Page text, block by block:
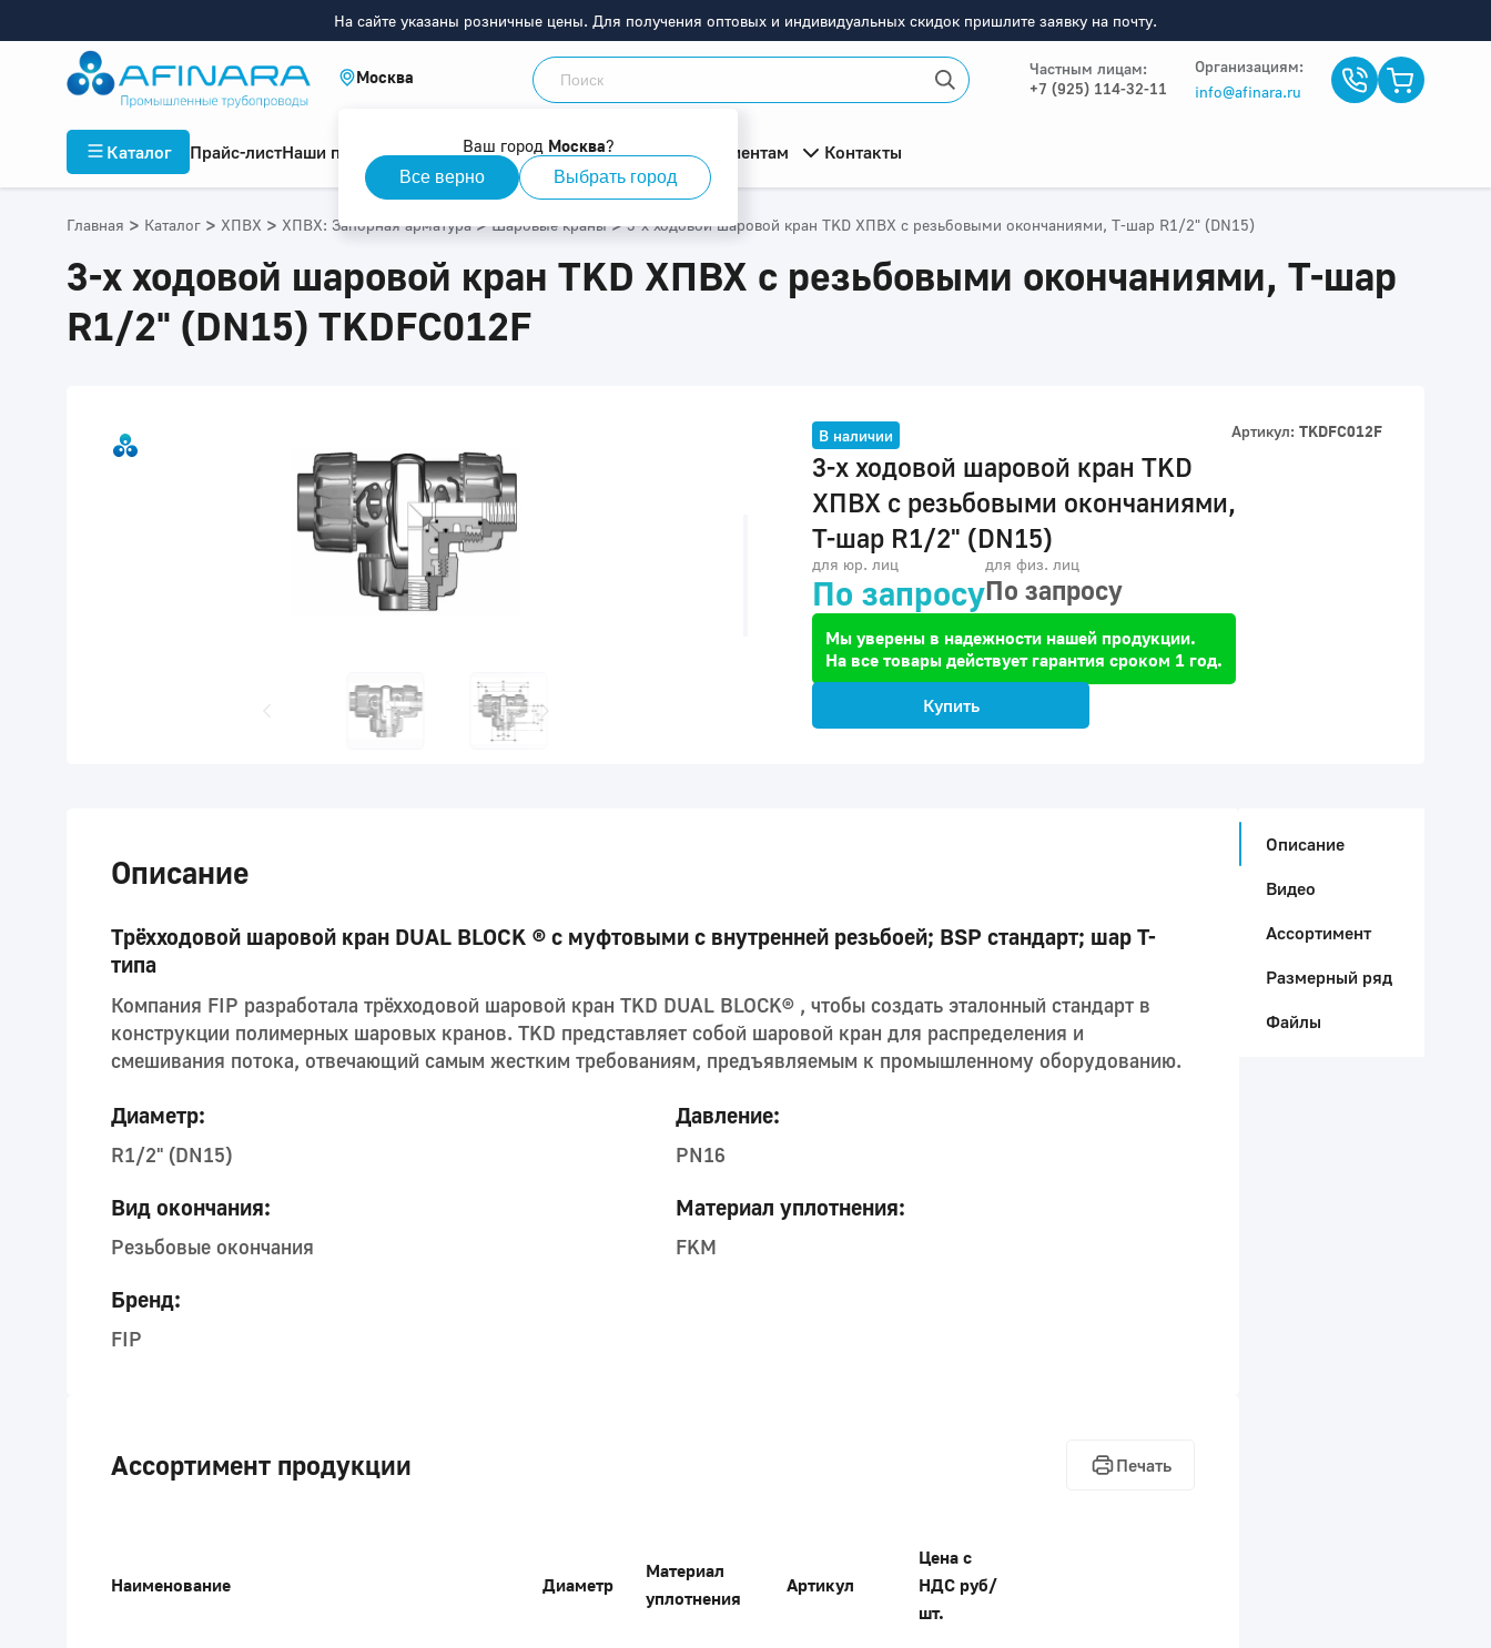
На сайте указаны розничные цены. Для получения оптовых и индивидуальных скидок пришлите заявку на почту.
Москва
Ваш город Москва?
Все верно Выбрать город
Частным лицам:
+7 (925) 114-32-11
Организациям:
info@afinara.ru
Каталог Прайс-листНаши проекты Информация О компании Клиентам Контакты
Главная > Каталог > ХПВХ > ХПВХ: Запорная арматура > Шаровые краны > 3-х ходовой шаровой кран TKD ХПВХ с резьбовыми окончаниями, Т-шар R1/2" (DN15)
3-х ходовой шаровой кран TKD ХПВХ с резьбовыми окончаниями, Т-шар
R1/2" (DN15) TKDFC012F
В наличии Артикул: TKDFC012F
3-х ходовой шаровой кран TKD
ХПВХ с резьбовыми окончаниями,
Т-шар R1/2" (DN15)
для юр. лиц
По запросу
для физ. лиц
По запросу
Мы уверены в надежности нашей продукции.
На все товары действует гарантия сроком 1 год.
Купить
Описание
Трёхходовой шаровой кран DUAL BLOCK ® с муфтовыми с внутренней резьбоей; BSP стандарт; шар Т-
типа
Компания FIP разработала трёхходовой шаровой кран TKD DUAL BLOCK® , чтобы создать эталонный стандарт в
конструкции полимерных шаровых кранов. TKD представляет собой шаровой кран для распределения и
смешивания потока, отвечающий самым жестким требованиям, предъявляемым к промышленному оборудованию.
Диаметр:
R1/2" (DN15)
Давление:
PN16
Вид окончания:
Резьбовые окончания
Материал уплотнения:
FKM
Бренд:
FIP
Ассортимент продукции Печать
Наименование Диаметр
Материал
уплотнения
Артикул
Цена с
НДС руб/
шт.
Описание
Видео
Ассортимент
Размерный ряд
Файлы